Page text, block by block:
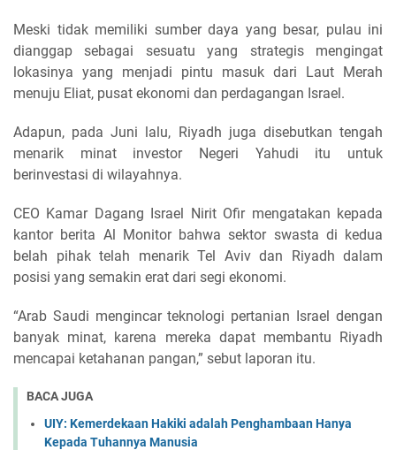
Meski tidak memiliki sumber daya yang besar, pulau ini
dianggap sebagai sesuatu yang strategis mengingat
lokasinya yang menjadi pintu masuk dari Laut Merah
menuju Eliat, pusat ekonomi dan perdagangan Israel.
Adapun, pada Juni lalu, Riyadh juga disebutkan tengah
menarik minat investor Negeri Yahudi itu untuk
berinvestasi di wilayahnya.
CEO Kamar Dagang Israel Nirit Ofir mengatakan kepada
kantor berita Al Monitor bahwa sektor swasta di kedua
belah pihak telah menarik Tel Aviv dan Riyadh dalam
posisi yang semakin erat dari segi ekonomi.
“Arab Saudi mengincar teknologi pertanian Israel dengan
banyak minat, karena mereka dapat membantu Riyadh
mencapai ketahanan pangan,” sebut laporan itu.
BACA JUGA
UIY: Kemerdekaan Hakiki adalah Penghambaan Hanya
Kepada Tuhannya Manusia